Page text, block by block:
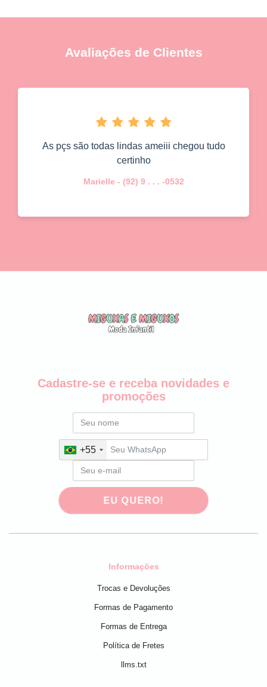
Avaliações de Clientes
As pçs são todas lindas ameiii chegou tudo
certinho
Marielle - (92) 9 . . . -0532
Cadastre-se e receba novidades e
promoções
+55
EU QUERO!
Informações
Trocas e Devoluções
Formas de Pagamento
Formas de Entrega
Política de Fretes
llms.txt